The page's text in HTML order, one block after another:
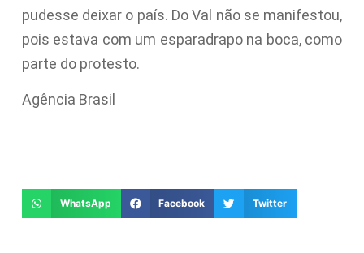
pudesse deixar o país. Do Val não se manifestou,
pois estava com um esparadrapo na boca, como
parte do protesto.
Agência Brasil
WhatsApp Facebook Twitter